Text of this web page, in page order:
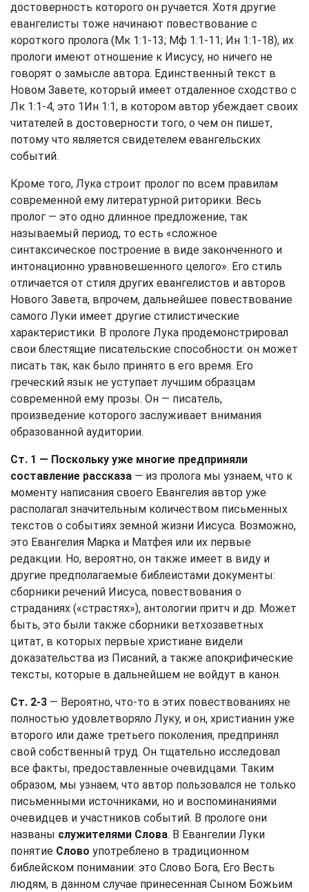
достоверность которого он ручается. Хотя другие
евангелисты тоже начинают повествование с
короткого пролога ( Мк 1:1-13; Мф 1:1-11; Ин 1:1-18), их
прологи имеют отношение к Иисусу, но ничего не
говорят о замысле автора. Единственный текст в
Новом Завете, который имеет отдаленное сходство с
Лк 1:1-4, это 1Ин 1:1, в котором автор убеждает своих
читателей в достоверности того, о чем он пишет,
потому что является свидетелем евангельских
событий.
Кроме того, Лука строит пролог по всем правилам
современной ему литературной риторики. Весь
пролог — это одно длинное предложение, так
называемый период, то есть «сложное
синтаксическое построение в виде законченного и
интонационно уравновешенного целого». Его стиль
отличается от стиля других евангелистов и авторов
Нового Завета, впрочем, дальнейшее повествование
самого Луки имеет другие стилистические
характеристики. В прологе Лука продемонстрировал
свои блестящие писательские способности: он может
писать так, как было принято в его время. Его
греческий язык не уступает лучшим образцам
современной ему прозы. Он — писатель,
произведение которого заслуживает внимания
образованной аудитории.
Ст. 1 — Поскольку уже многие предприняли
составление рассказа — из пролога мы узнаем, что к
моменту написания своего Евангелия автор уже
располагал значительным количеством письменных
текстов о событиях земной жизни Иисуса. Возможно,
это Евангелия Марка и Матфея или их первые
редакции. Но, вероятно, он также имеет в виду и
другие предполагаемые библеистами документы:
сборники речений Иисуса, повествования о
страданиях («страстях»), антологии притч и др. Может
быть, это были также сборники ветхозаветных
цитат, в которых первые христиане видели
доказательства из Писаний, а также апокрифические
тексты, которые в дальнейшем не войдут в канон.
Ст. 2-3 — Вероятно, что-то в этих повествованиях не
полностью удовлетворяло Луку, и он, христианин уже
второго или даже третьего поколения, предпринял
свой собственный труд. Он тщательно исследовал
все факты, предоставленные очевидцами. Таким
образом, мы узнаем, что автор пользовался не только
письменными источниками, но и воспоминаниями
очевидцев и участников событий. В прологе они
названы служителями Слова. В Евангелии Луки
понятие Слово употреблено в традиционном
библейском понимании: это Слово Бога, Его Весть
людям, в данном случае принесенная Сыном Божьим